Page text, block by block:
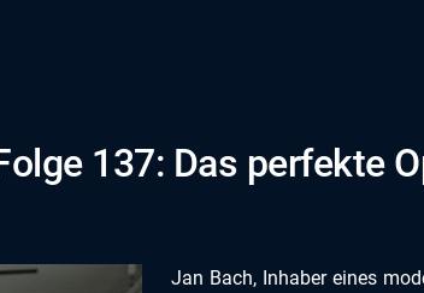
137: Das perfekte
Jan Bach, Inhaber eines